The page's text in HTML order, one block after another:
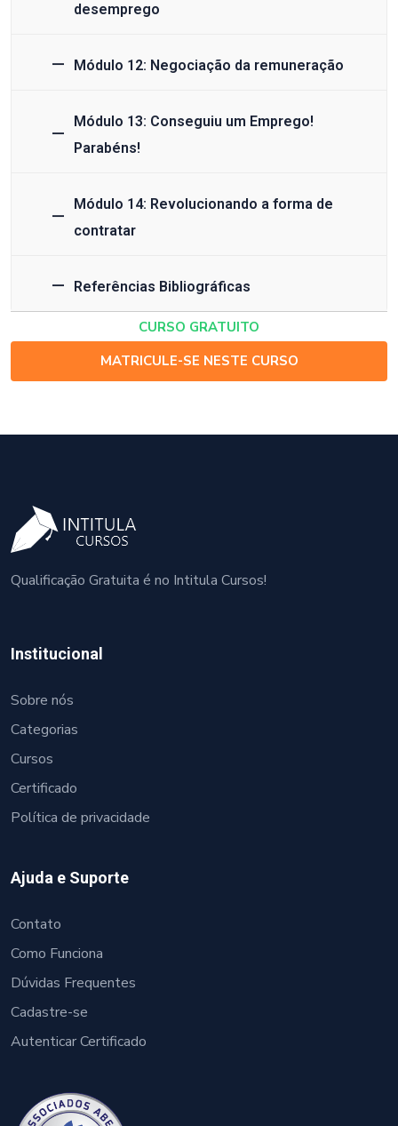
desemprego
Módulo 12: Negociação da remuneração
Módulo 13: Conseguiu um Emprego!
Parabéns!
Módulo 14: Revolucionando a forma de
contratar
Referências Bibliográficas
CURSO GRATUITO
MATRICULE-SE NESTE CURSO
Qualificação Gratuita é no Intitula Cursos!
Institucional
Sobre nós
Categorias
Cursos
Certificado
Política de privacidade
Ajuda e Suporte
Contato
Como Funciona
Dúvidas Frequentes
Cadastre-se
Autenticar Certificado